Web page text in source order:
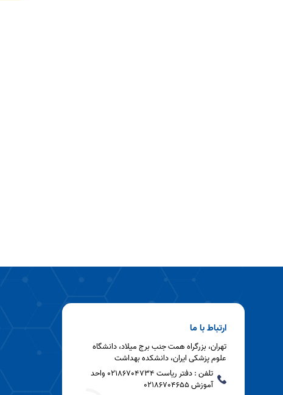
ارتباط با ما
تهران، بزرگراه همت جنب برج میلاد، دانشگاه
علوم پزشکی ایران، دانشکده بهداشت
تلفن : دفتر ریاست 02186704734 واحد
آموزش 02186704655